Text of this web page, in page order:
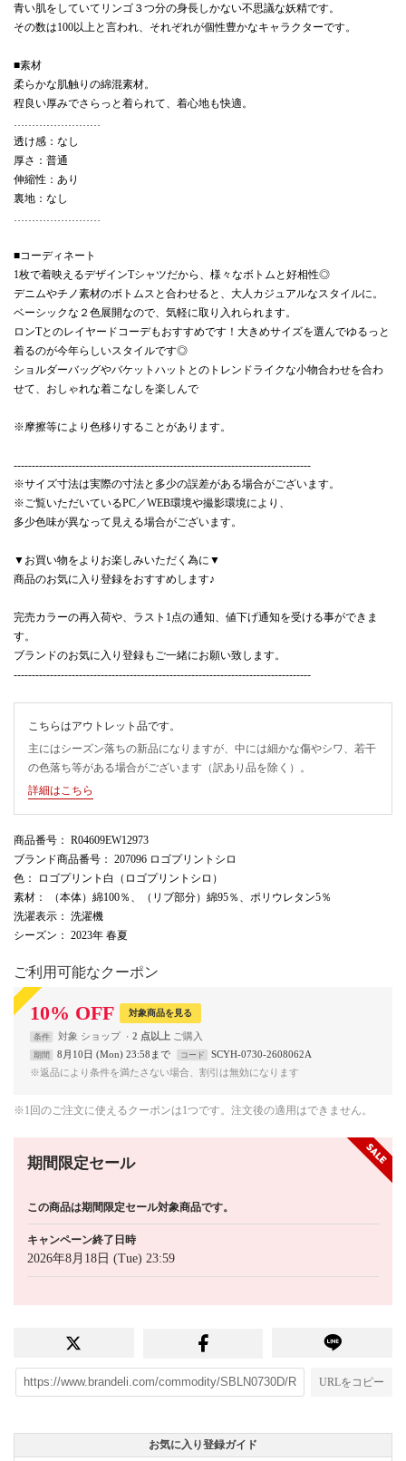
青い肌をしていてリンゴ３つ分の身長しかない不思議な妖精です。
その数は100以上と言われ、それぞれが個性豊かなキャラクターです。
■素材
柔らかな肌触りの綿混素材。
程良い厚みでさらっと着られて、着心地も快適。
透け感：なし
厚さ：普通
伸縮性：あり
裏地：なし
■コーディネート
1枚で着映えるデザインTシャツだから、様々なボトムと好相性◎
デニムやチノ素材のボトムスと合わせると、大人カジュアルなスタイルに。
ベーシックな２色展開なので、気軽に取り入れられます。
ロンTとのレイヤードコーデもおすすめです！大きめサイズを選んでゆるっと
着るのが今年らしいスタイルです◎
ショルダーバッグやバケットハットとのトレンドライクな小物合わせを合わ
せて、おしゃれな着こなしを楽しんで
※摩擦等により色移りすることがあります。
----------------------------------------------------------------------------------
※サイズ寸法は実際の寸法と多少の誤差がある場合がございます。
※ご覧いただいているPC／WEB環境や撮影環境により、
多少色味が異なって見える場合がございます。
▼お買い物をよりお楽しみいただく為に▼
商品のお気に入り登録をおすすめします♪
完売カラーの再入荷や、ラスト1点の通知、値下げ通知を受ける事ができま
す。
ブランドのお気に入り登録もご一緒にお願い致します。
----------------------------------------------------------------------------------
こちらはアウトレット品です。
主にはシーズン落ちの新品になりますが、中には細かな傷やシワ、若干
の色落ち等がある場合がございます（訳あり品を除く）。
詳細はこちら
商品番号 ： R04609EW12973
ブランド商品番号 ： 207096 ロゴプリントシロ
色 ： ロゴプリント白（ロゴプリントシロ）
素材 ： （本体）綿100％、（リブ部分）綿95％、ポリウレタン5％
洗濯表示 ： 洗濯機
シーズン ： 2023年 春夏
ご利用可能なクーポン
10% OFF 対象商品を見る
条件 対象 ショップ 2 点以上
期間 8月10日 (Mon) 23:58まで コード
SCYH-0730-2608062A
※返品により条件を満たさない場合、割引は無効になります
※1回のご注文に使えるクーポンは1つです。注文後の適用はできません。
期間限定セール
この商品は期間限定セール対象商品です。
キャンペーン終了日時
2026年8月18日 (Tue) 23:59
URLをコピー
お気に入り登録ガイド